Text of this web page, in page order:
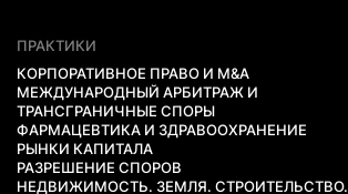
ПРАКТИКИ
КОРПОРАТИВНОЕ ПРАВО И M&A
МЕЖДУНАРОДНЫЙ АРБИТРАЖ И
ТРАНСГРАНИЧНЫЕ СПОРЫ
ФАРМАЦЕВТИКА И ЗДРАВООХРАНЕНИЕ
РЫНКИ КАПИТАЛА
РАЗРЕШЕНИЕ СПОРОВ
НЕДВИЖИМОСТЬ. ЗЕМЛЯ. СТРОИТЕЛЬСТВО.